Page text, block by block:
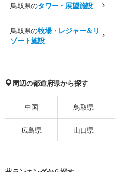
鳥取県のタワー・展望施設
鳥取県の牧場・レジャー＆リ
ゾート施設
周辺の都道府県から探す
中国 鳥取県
広島県 山口県